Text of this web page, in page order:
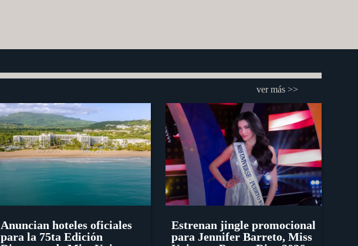
ver más >>
Anuncian hoteles oficiales
para la 75ta Edición
Estrenan jingle promocional
para Jennifer Barreto, Miss